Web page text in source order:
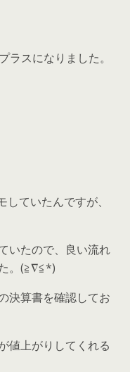
ラスになりました。
ていたんですが、
いたので、良い流れ
。(≧∇≦*)
決算書を確認してお
値上がりしてくれる